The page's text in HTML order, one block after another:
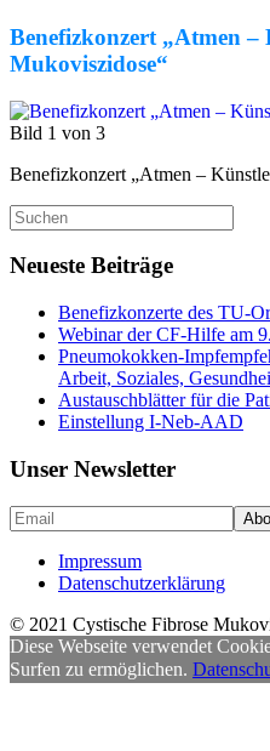
Benefizkonzert „Atmen
Mukoviszidose“
Bild 1 von 3
Benefizkonzert „Atmen –
Suche
nach:
Neueste Beiträge
Benefizkonzerte des TU-
Webinar der CF-Hilfe am
Pneumokokken-
Arbeit, Soziales,
Austauschblätter für die
Einstellung I-Neb-AAD
Unser Newsletter
Impressum
Datenschutzerklärung
© 2021 Cystische Fibrose
Diese Webseite verwendet
Surfen zu ermöglichen.